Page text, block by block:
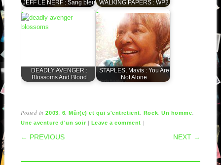
JEFF LE NERF : Sang bleu WALKING PAPERS : WP2
DEADLY AVENGER :
Blossoms And Blood
STAPLES, Mavis : You Are
Not Alone
Posted in2003, 6,Mûr(e) et qui s'entretient, Rock,Un homme,
Une aventure d'un soir | Leave a comment |
POST NAVIGATION
← PREVIOUS NEXT →